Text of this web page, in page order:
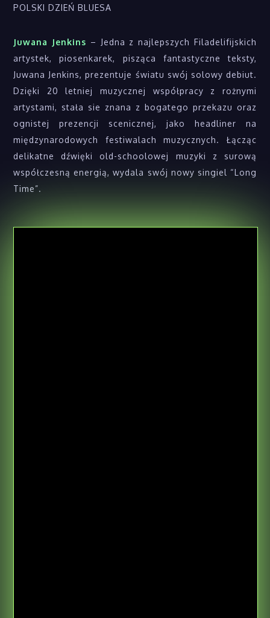
POLSKI DZIEŃ BLUESA
Juwana Jenkins – Jedna z najlepszych Filadelifijskich
artystek, piosenkarek, pisząca fantastyczne teksty,
Juwana Jenkins, prezentuje światu swój solowy debiut.
Dzięki 20 letniej muzycznej współpracy z rożnymi
artystami, stała sie znana z bogatego przekazu oraz
ognistej prezencji scenicznej, jako headliner na
międzynarodowych festiwalach muzycznych. Łącząc
delikatne dźwięki old-schoolowej muzyki z surową
współczesną energią, wydala swój nowy singiel “Long
Time”.